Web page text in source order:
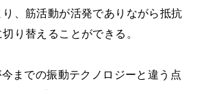
、筋活動が活発でありながら抵抗
り替えることができる。
までの振動テクノロジーと違う点